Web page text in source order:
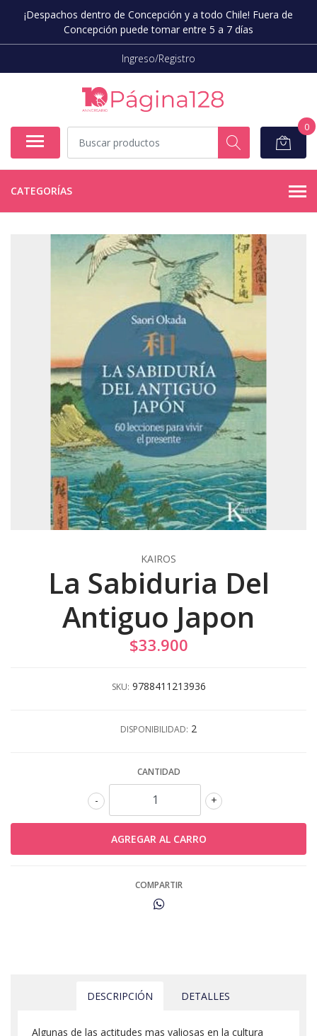
¡Despachos dentro de Concepción y a todo Chile! Fuera de
Concepción puede tomar entre 5 a 7 días
Ingreso/Registro
0
CATEGORÍAS
KAIROS
La Sabiduria Del
Antiguo Japon
$33.900
SKU: 9788411213936
DISPONIBILIDAD: 2
CANTIDAD
+
-
COMPARTIR
DESCRIPCIÓN DETALLES
Algunas de las actitudes mas valiosas en la cultura